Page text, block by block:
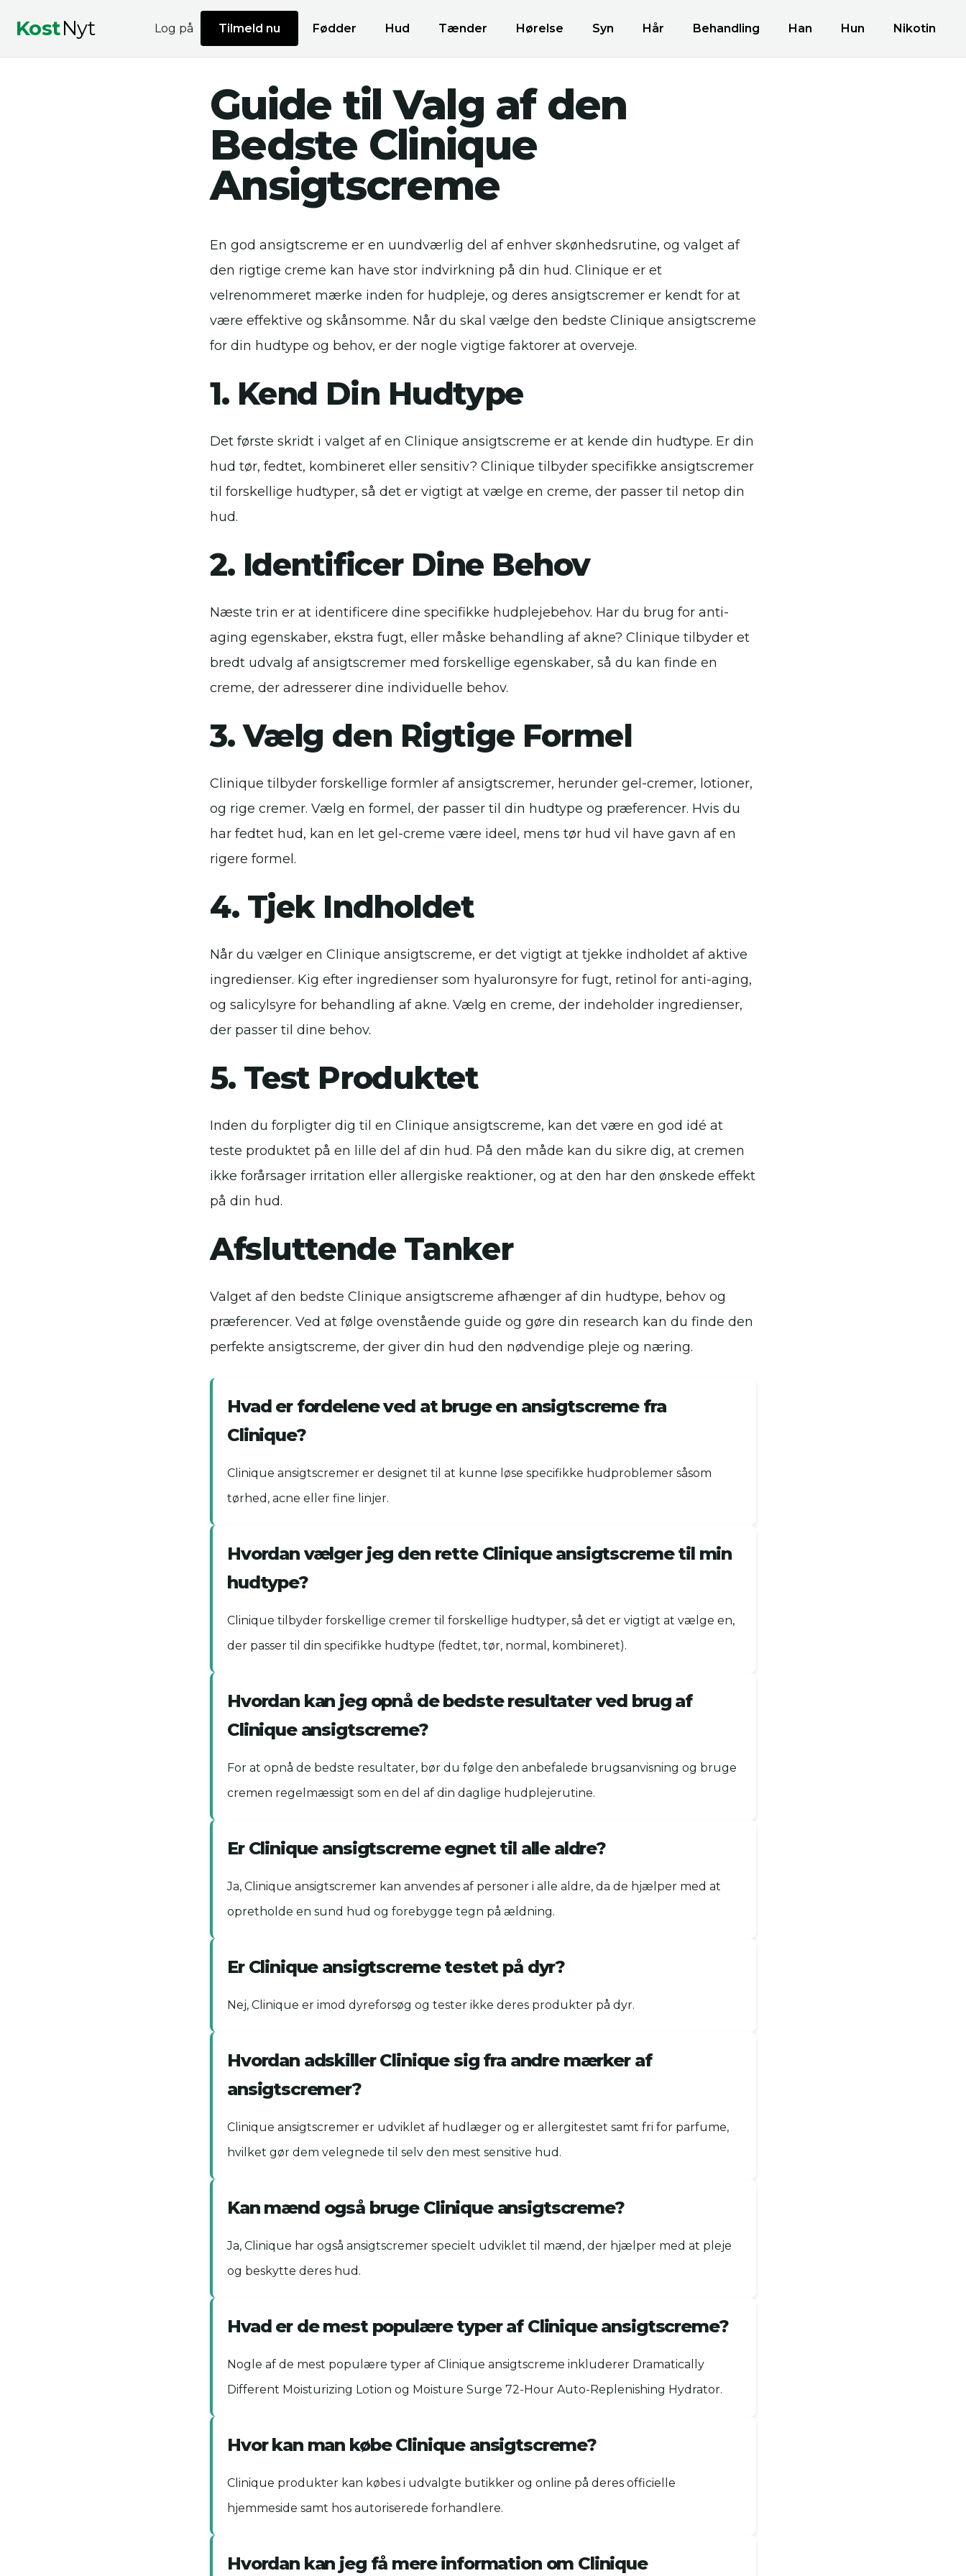
KostNyt Fødder Hud Tænder Hørelse Syn Hår Behandling Han Hun Nikotin
Log på Tilmeld nu
Guide til Valg af den
Bedste Clinique
Ansigtscreme
En god ansigtscreme er en uundværlig del af enhver skønhedsrutine, og valget af
den rigtige creme kan have stor indvirkning på din hud. Clinique er et
velrenommeret mærke inden for hudpleje, og deres ansigtscremer er kendt for at
være effektive og skånsomme. Når du skal vælge den bedste Clinique ansigtscreme
for din hudtype og behov, er der nogle vigtige faktorer at overveje.
1. Kend Din Hudtype
Det første skridt i valget af en Clinique ansigtscreme er at kende din hudtype. Er din
hud tør, fedtet, kombineret eller sensitiv? Clinique tilbyder specifikke ansigtscremer
til forskellige hudtyper, så det er vigtigt at vælge en creme, der passer til netop din
hud.
2. Identificer Dine Behov
Næste trin er at identificere dine specifikke hudplejebehov. Har du brug for anti-
aging egenskaber, ekstra fugt, eller måske behandling af akne? Clinique tilbyder et
bredt udvalg af ansigtscremer med forskellige egenskaber, så du kan finde en
creme, der adresserer dine individuelle behov.
3. Vælg den Rigtige Formel
Clinique tilbyder forskellige formler af ansigtscremer, herunder gel-cremer, lotioner,
og rige cremer. Vælg en formel, der passer til din hudtype og præferencer. Hvis du
har fedtet hud, kan en let gel-creme være ideel, mens tør hud vil have gavn af en
rigere formel.
4. Tjek Indholdet
Når du vælger en Clinique ansigtscreme, er det vigtigt at tjekke indholdet af aktive
ingredienser. Kig efter ingredienser som hyaluronsyre for fugt, retinol for anti-aging,
og salicylsyre for behandling af akne. Vælg en creme, der indeholder ingredienser,
der passer til dine behov.
5. Test Produktet
Inden du forpligter dig til en Clinique ansigtscreme, kan det være en god idé at
teste produktet på en lille del af din hud. På den måde kan du sikre dig, at cremen
ikke forårsager irritation eller allergiske reaktioner, og at den har den ønskede effekt
på din hud.
Afsluttende Tanker
Valget af den bedste Clinique ansigtscreme afhænger af din hudtype, behov og
præferencer. Ved at følge ovenstående guide og gøre din research kan du finde den
perfekte ansigtscreme, der giver din hud den nødvendige pleje og næring.
Hvad er fordelene ved at bruge en ansigtscreme fra
Clinique?
Clinique ansigtscremer er designet til at kunne løse specifikke hudproblemer såsom
tørhed, acne eller fine linjer.
Hvordan vælger jeg den rette Clinique ansigtscreme til min
hudtype?
Clinique tilbyder forskellige cremer til forskellige hudtyper, så det er vigtigt at vælge en,
der passer til din specifikke hudtype (fedtet, tør, normal, kombineret).
Hvordan kan jeg opnå de bedste resultater ved brug af
Clinique ansigtscreme?
For at opnå de bedste resultater, bør du følge den anbefalede brugsanvisning og bruge
cremen regelmæssigt som en del af din daglige hudplejerutine.
Er Clinique ansigtscreme egnet til alle aldre?
Ja, Clinique ansigtscremer kan anvendes af personer i alle aldre, da de hjælper med at
opretholde en sund hud og forebygge tegn på ældning.
Er Clinique ansigtscreme testet på dyr?
Nej, Clinique er imod dyreforsøg og tester ikke deres produkter på dyr.
Hvordan adskiller Clinique sig fra andre mærker af
ansigtscremer?
Clinique ansigtscremer er udviklet af hudlæger og er allergitestet samt fri for parfume,
hvilket gør dem velegnede til selv den mest sensitive hud.
Kan mænd også bruge Clinique ansigtscreme?
Ja, Clinique har også ansigtscremer specielt udviklet til mænd, der hjælper med at pleje
og beskytte deres hud.
Hvad er de mest populære typer af Clinique ansigtscreme?
Nogle af de mest populære typer af Clinique ansigtscreme inkluderer Dramatically
Different Moisturizing Lotion og Moisture Surge 72-Hour Auto-Replenishing Hydrator.
Hvor kan man købe Clinique ansigtscreme?
Clinique produkter kan købes i udvalgte butikker og online på deres officielle
hjemmeside samt hos autoriserede forhandlere.
Hvordan kan jeg få mere information om Clinique